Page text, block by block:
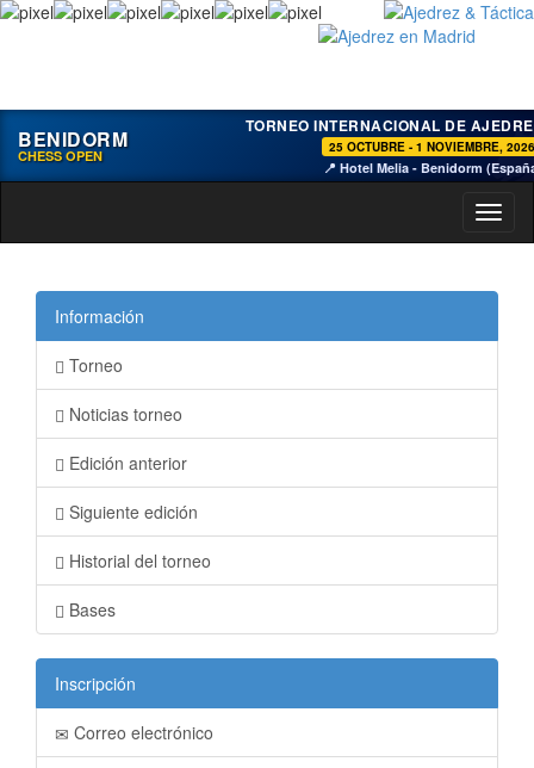
BENIDORM
CHESS OPEN
TORNEO INTERNACIONAL DE
25 OCTUBRE - 1 NOVIEMBRE, 2026
📍 Hotel Melia - Benidorm
Información
Torneo
Noticias torneo
Edición anterior
Siguiente edición
Historial del torneo
Bases
Inscripción
Correo electrónico